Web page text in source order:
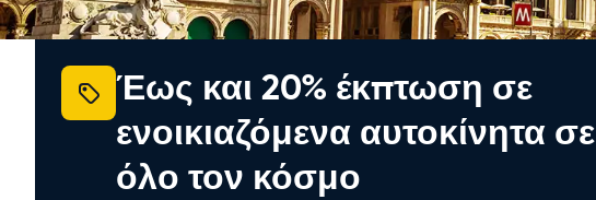
Έως και 20% έκπτωση σε
ενοικιαζόμενα αυτοκίνητα σε
όλο τον κόσμο